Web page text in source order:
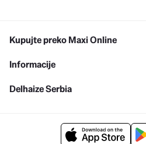
Kupujte preko Maxi Online
Informacije
Delhaize Serbia